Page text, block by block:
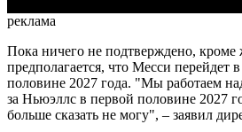
реклама
Пока ничего не подтверждено, кроме
предполагается, что Месси перейдет
половине 2027 года. "Мы работаем
за Ньюэллс в первой половине 2027
больше сказать не могу", – заявил